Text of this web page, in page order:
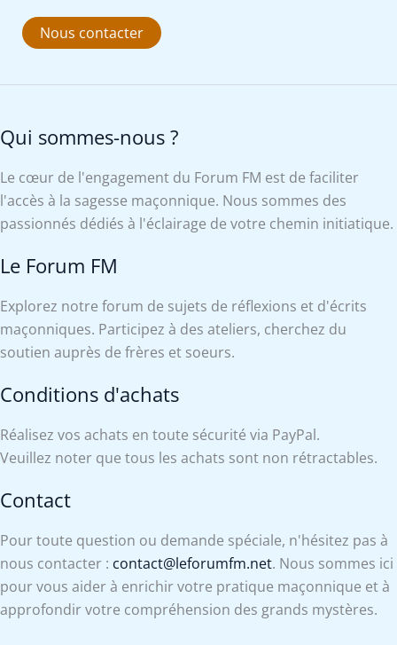
Nous contacter
Qui sommes-nous ?
Le cœur de l'engagement du Forum FM est de faciliter
l'accès à la sagesse maçonnique. Nous sommes des
passionnés dédiés à l'éclairage de votre chemin initiatique.
Le Forum FM
Explorez notre forum de sujets de réflexions et d'écrits
maçonniques. Participez à des ateliers, cherchez du
soutien auprès de frères et soeurs.
Conditions d'achats
Réalisez vos achats en toute sécurité via PayPal.
Veuillez noter que tous les achats sont non rétractables.
Contact
Pour toute question ou demande spéciale, n'hésitez pas à
nous contacter : contact@leforumfm.net. Nous sommes ici
pour vous aider à enrichir votre pratique maçonnique et à
approfondir votre compréhension des grands mystères.